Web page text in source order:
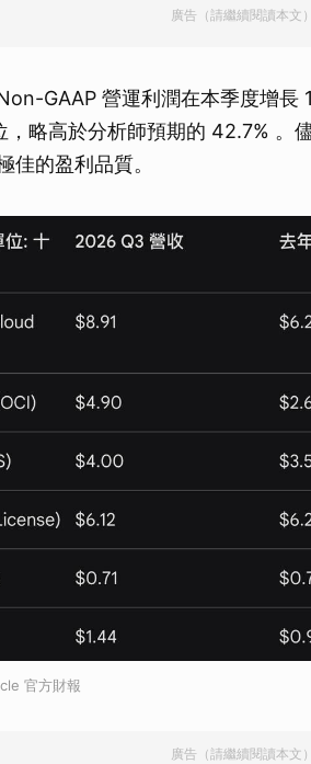
廣告（請繼續閱讀本文）
GAAP 營運利潤在本季度增長
略高於分析師預期的 42.7% 。
佳的盈利品質。
官方財報
廣告（請繼續閱讀本文）